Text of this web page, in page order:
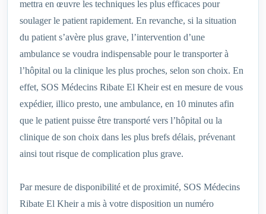
mettra en œuvre les techniques les plus efficaces pour
soulager le patient rapidement. En revanche, si la situation
du patient s’avère plus grave, l’intervention d’une
ambulance se voudra indispensable pour le transporter à
l’hôpital ou la clinique les plus proches, selon son choix. En
effet, SOS Médecins Ribate El Kheir est en mesure de vous
expédier, illico presto, une ambulance, en 10 minutes afin
que le patient puisse être transporté vers l’hôpital ou la
clinique de son choix dans les plus brefs délais, prévenant
ainsi tout risque de complication plus grave.
Par mesure de disponibilité et de proximité, SOS Médecins
Ribate El Kheir a mis à votre disposition un numéro